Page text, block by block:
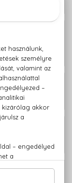
200
ml
BIO
utáni
75 ml
1.560 Ft
ml
BIO